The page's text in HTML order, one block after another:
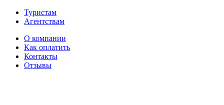
Туристам
Агентствам
О компании
Как оплатить
Контакты
Отзывы